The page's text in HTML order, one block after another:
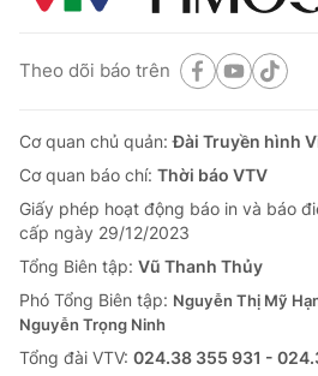
Theo dõi báo trên
Cơ quan chủ quản:Đài Truyền hình
Cơ quan báo chí: Thời báo VTV
Giấy phép hoạt động báo in và báo
cấp ngày 29/12/2023
Tổng Biên tập: Vũ Thanh Thủy
Phó Tổng Biên tập: Nguyễn Thị Mỹ
Nguyễn Trọng Ninh
Tổng đài VTV: 024.38 355 931 -